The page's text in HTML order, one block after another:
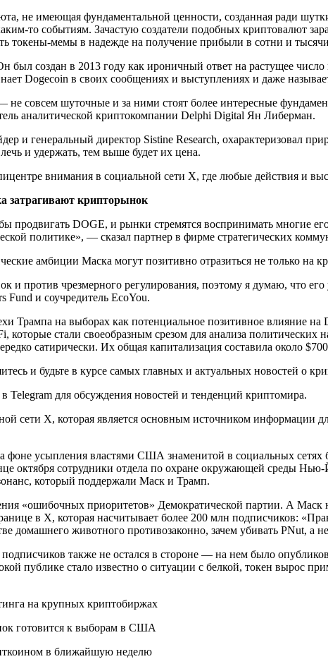
не имеющая фундаментальной ценности, созданная ради
то событиям. Зачастую создатели подобных криптовалют
токены-мемы в надежде на получение прибыли в сотни и
создан в 2013 году как ироничный ответ на растущее
Dogecoin в своих сообщениях и выступлениях и даже
совсем шуточные и за ними стоят более интересные
аналитической криптокомпании Delphi Digital Ян Либерман.
и генеральный директор Sistine Research, охарактеризовал
и удержать, тем выше будет их цена.
внимания в социальной сети X, где любые действия и
затрагивают крипторынок
продвигать DOGE, и рынки стремятся воспринимать многие
политике», — сказал партнер в фирме стратегических
амбиции Маска могут позитивно отразиться не только на
и против чрезмерного регулирования, поэтому я думаю, что
Fund и соучредитель EcoYou.
Трампа на выборах как потенциальное позитивное влияние
которые стали своеобразным срезом для анализа политических
сатирически. Их общая капитализация составила около
и будьте в курсе самых главных и актуальных новостей о
в Telegram для обсуждения новостей и тенденций криптомира.
сети X, которая является основным источником
фоне усыпления властями США знаменитой в социальных
октября сотрудники отдела по охране окружающей среды
который поддержали Маск и Трамп.
«ошибочных приоритетов» Демократической партии. А
в X, которая насчитывает более 200 млн подписчиков:
домашнего животного противозаконно, зачем убивать PNut, а
также не остался в стороне — на нем было
публике стало известно о ситуации с белкой, токен вырос
на крупных криптобиржах
готовится к выборам в США
в ближайшую неделю